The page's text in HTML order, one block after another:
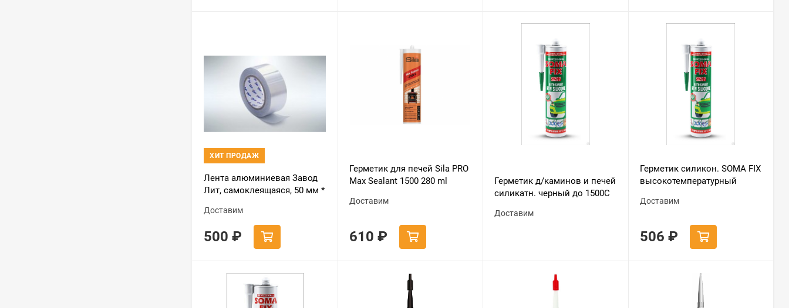
ХИТ ПРОДАЖ
Лента алюминиевая Завод
Лит, самоклеящаяся, 50 мм *
Доставим
500 ₽
Герметик для печей Sila PRO
Max Sealant 1500 280 ml
Доставим
610 ₽
Герметик д/каминов и печей
силикатн. черный до 1500С
-10
Доставим
Герметик силикон. SOMA FIX
высокотемпературный
S257
Доставим
506 ₽